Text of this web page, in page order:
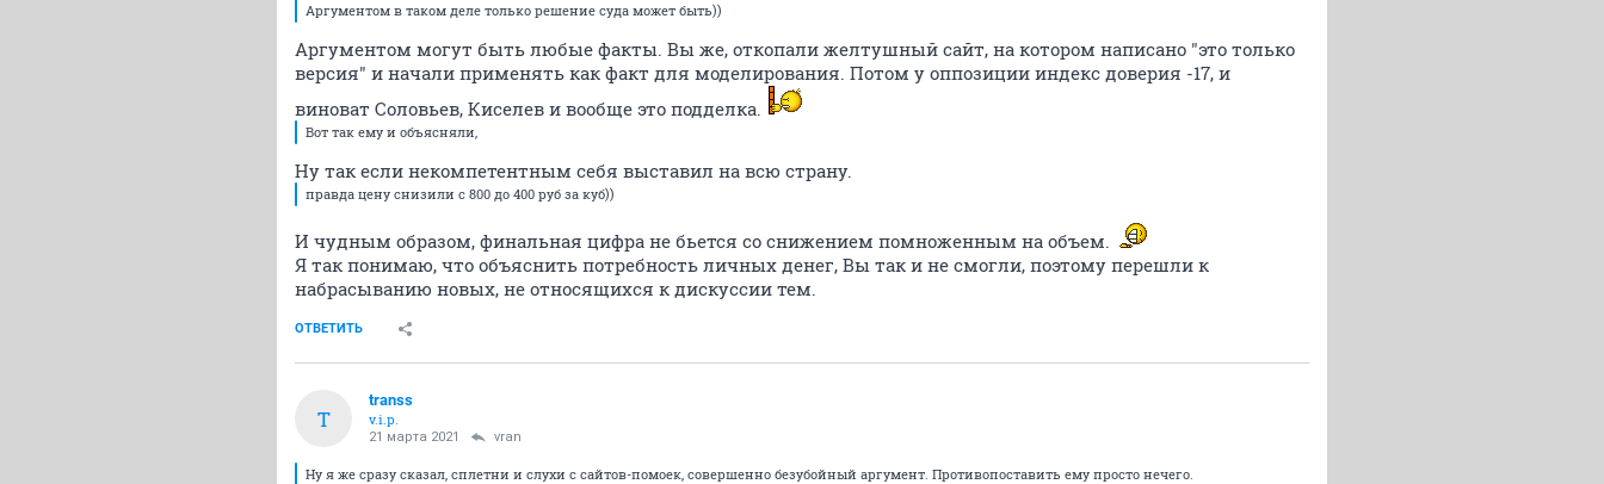
Аргументом в таком деле только решение суда может быть))
Аргументом могут быть любые факты. Вы же, откопали желтушный сайт, на котором написано "это только
версия" и начали применять как факт для моделирования. Потом у оппозиции индекс доверия -17, и
виноват Соловьев, Киселев и вообще это подделка.
Вот так ему и объясняли,
Ну так если некомпетентным себя выставил на всю страну.
правда цену снизили с 800 до 400 руб за куб))
И чудным образом, финальная цифра не бьется со снижением помноженным на объем.
Я так понимаю, что объяснить потребность личных денег, Вы так и не смогли, поэтому перешли к
набрасыванию новых, не относящихся к дискуссии тем.
ОТВЕТИТЬ
T
transs
v.i.p.
21 марта 2021 vran
Ну я же сразу сказал, сплетни и слухи с сайтов-помоек, совершенно безубойный аргумент. Противопоставить ему просто нечего.